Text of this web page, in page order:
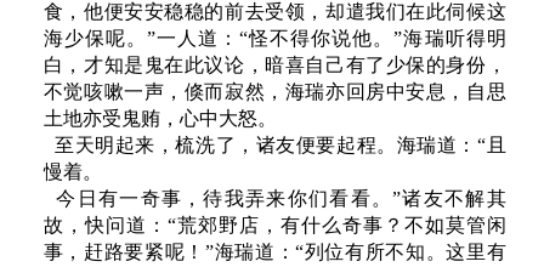
食，他便安安稳稳的前去受领，却遣我们在此伺候这
海少保呢。”一人道：“怪不得你说他。”海瑞听得明
白，才知是鬼在此议论，暗喜自己有了少保的身份，
不觉咳嗽一声，倏而寂然，海瑞亦回房中安息，自思
土地亦受鬼贿，心中大怒。
至天明起来，梳洗了，诸友便要起程。海瑞道：“且
慢着。
今日有一奇事，待我弄来你们看看。”诸友不解其
故，快问道：“荒郊野店，有什么奇事？不如莫管闲
事，赶路要紧呢！”海瑞道：“列位有所不知。这里有